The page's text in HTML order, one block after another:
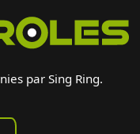
par Sing Ring.